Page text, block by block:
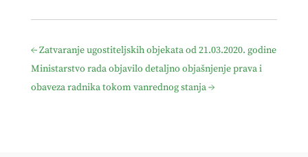
←Zatvaranje ugostiteljskih objekata od 21.03.2020. godine
Ministarstvo rada objavilo detaljno objašnjenje prava i
obaveza radnika tokom vanrednog stanja→